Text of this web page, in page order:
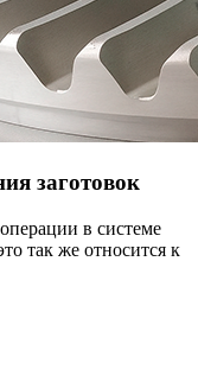
заготовок
в системе
так же относится к